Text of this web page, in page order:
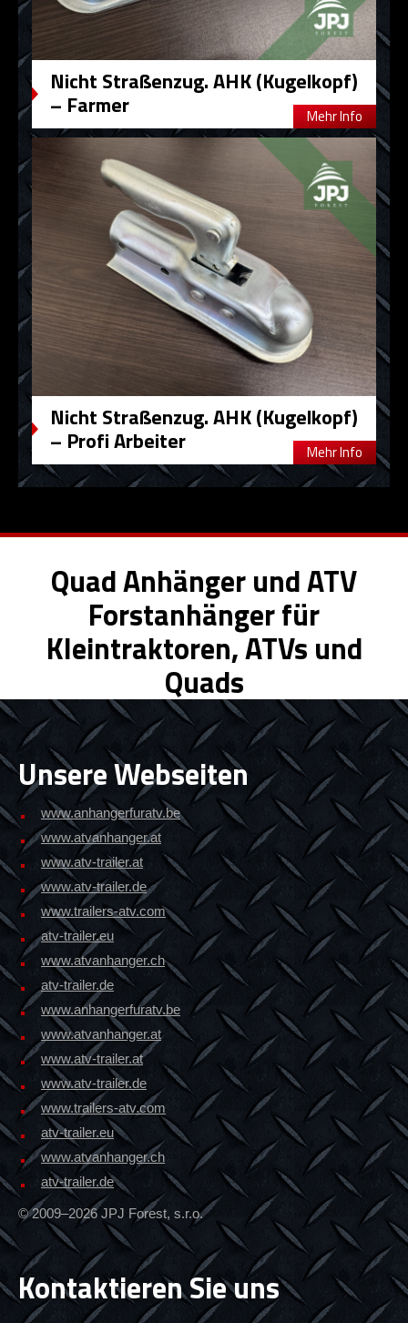
Nicht Straßenzug. AHK (Kugelkopf)
– Farmer Mehr Info
Nicht Straßenzug. AHK (Kugelkopf)
– Profi Arbeiter Mehr Info
Quad Anhänger und ATV
Forstanhänger für
Kleintraktoren, ATVs und
Quads
Unsere Webseiten
www.anhangerfuratv.be
www.atvanhanger.at
www.atv-trailer.at
www.atv-trailer.de
www.trailers-atv.com
atv-trailer.eu
www.atvanhanger.ch
atv-trailer.de
www.anhangerfuratv.be
www.atvanhanger.at
www.atv-trailer.at
www.atv-trailer.de
www.trailers-atv.com
atv-trailer.eu
www.atvanhanger.ch
atv-trailer.de
© 2009–2026 JPJ Forest, s.r.o.
Kontaktieren Sie uns